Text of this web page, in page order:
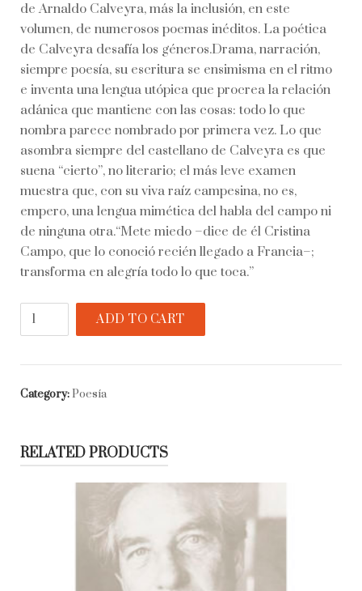
de Arnaldo Calveyra, más la inclusión, en este
volumen, de numerosos poemas inéditos. La poética
de Calveyra desafía los géneros.Drama, narración,
siempre poesía, su escritura se ensimisma en el ritmo
e inventa una lengua utópica que procrea la relación
adánica que mantiene con las cosas: todo lo que
nombra parece nombrado por primera vez. Lo que
asombra siempre del castellano de Calveyra es que
suena “cierto”, no literario; el más leve examen
muestra que, con su viva raíz campesina, no es,
empero, una lengua mimética del habla del campo ni
de ninguna otra.“Mete miedo –dice de él Cristina
Campo, que lo conoció recién llegado a Francia–;
transforma en alegría todo lo que toca.”
Arnaldo
reunida
quantity
ADD TO CART
Category:Poesía
RELATED PRODUCTS